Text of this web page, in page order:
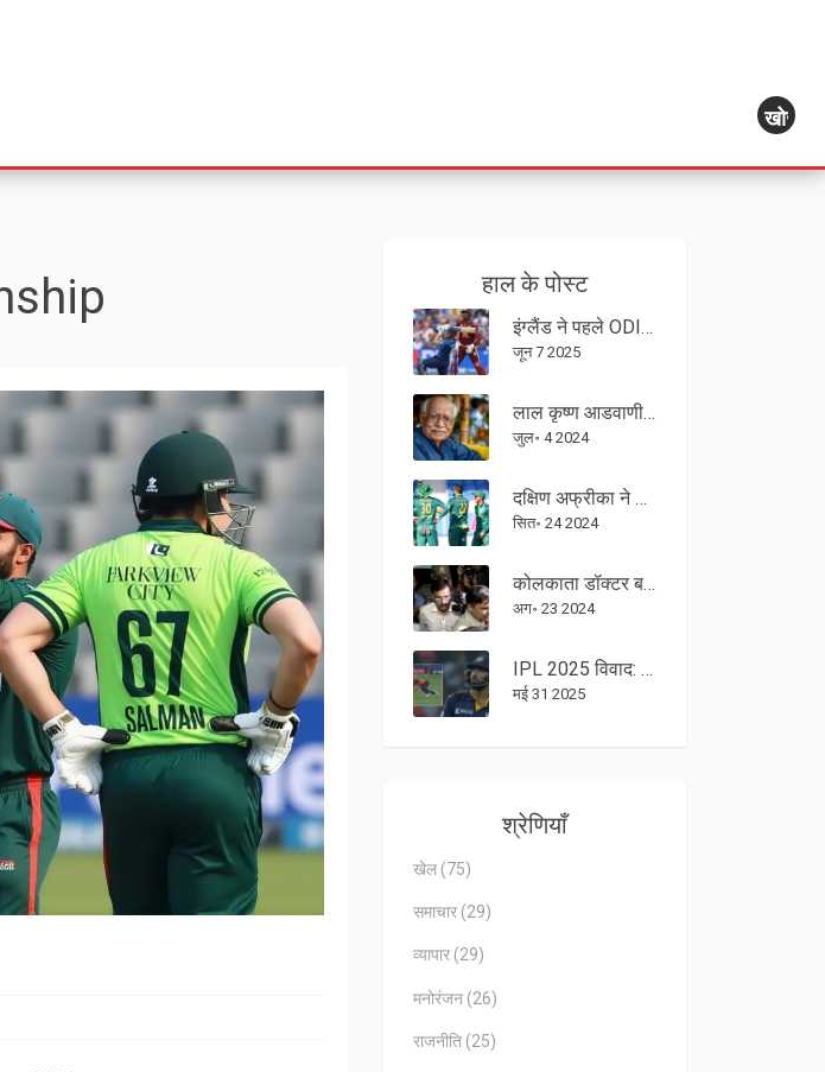
खोज
हाल के पोस्ट
इंग्लैंड ने पहले ODI में वेस्टइंडीज को 238 रन से रौंदा, 400 रन की ऐतिहासिक पारी
जून 7 2025
लाल कृष्ण आडवाणी की हालत स्थिर, अपोलो अस्पताल में डॉक्टर्स की निगरानी में
जुल॰ 4 2024
दक्षिण अफ्रीका ने तीसरे वनडे में अफगानिस्तान को 7 विकेट से हराया
सित॰ 24 2024
कोलकाता डॉक्टर बलात्कार और हत्या मामला: पूर्व प्रिंसिपल संदीप घोष और चार अन्य डॉक्टर्स पर सीबीआई को पॉलीग्राफ परीक्षण की अनुमति
अग॰ 23 2024
IPL 2025 विवाद: तीसरे अंपायर के फैसले पर फैंस की नाराजगी, वाशिंगटन सुंदर की आउट पर बड़ी बहस
मई 31 2025
श्रेणियाँ
खेल (75)
समाचार (29)
व्यापार (29)
मनोरंजन (26)
राजनीति (25)